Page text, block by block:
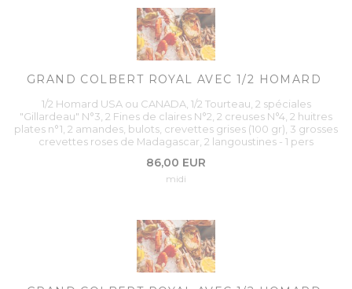
GRAND COLBERT ROYAL AVEC 1/2 HOMARD
1/2 Homard USA ou CANADA, 1/2 Tourteau, 2 spéciales
"Gillardeau" N°3, 2 Fines de claires N°2, 2 creuses N°4, 2 huitres
plates n°1, 2 amandes, bulots, crevettes grises (100 gr), 3 grosses
crevettes roses de Madagascar, 2 langoustines - 1 pers
86,00 EUR
midi